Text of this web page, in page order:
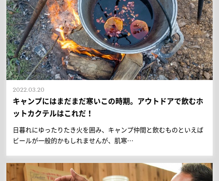
キャンプにはまだまだ寒いこの時期。アウトドアで飲むホ
ットカクテルはこれだ！
2022.03.20
日暮れにゆったりたき火を囲み、キャンプ仲間と飲むものといえば
ビールが一般的かもしれませんが、肌寒…